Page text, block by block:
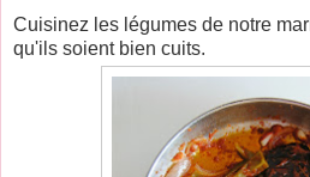
Cuisinez les légumes de notre
qu'ils soient bien cuits.